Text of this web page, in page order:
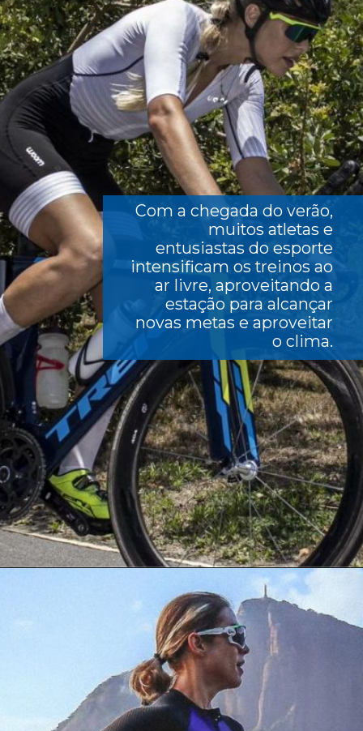
Com a chegada do verão,
muitos atletas e
entusiastas do esporte
intensificam os treinos ao
ar livre, aproveitando a
estação para alcançar
novas metas e aproveitar
o clima.